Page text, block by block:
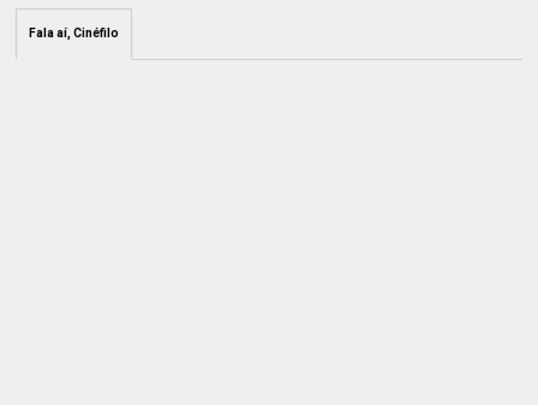
Fala aí, Cinéfilo